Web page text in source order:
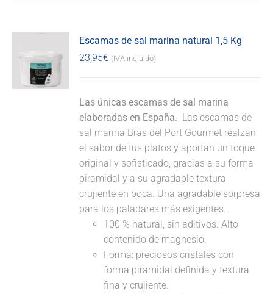
Escamas de sal marina natural 1,5 Kg
23,95€ (IVA incluido)
Las únicas escamas de sal marina
elaboradas en España. Las escamas de
sal marina Bras del Port Gourmet realzan
el sabor de tus platos y aportan un toque
original y sofisticado, gracias a su forma
piramidal y a su agradable textura
crujiente en boca. Una agradable sorpresa
para los paladares más exigentes.
100 % natural, sin aditivos. Alto
contenido de magnesio.
Forma: preciosos cristales con
forma piramidal definida y textura
fina y crujiente.